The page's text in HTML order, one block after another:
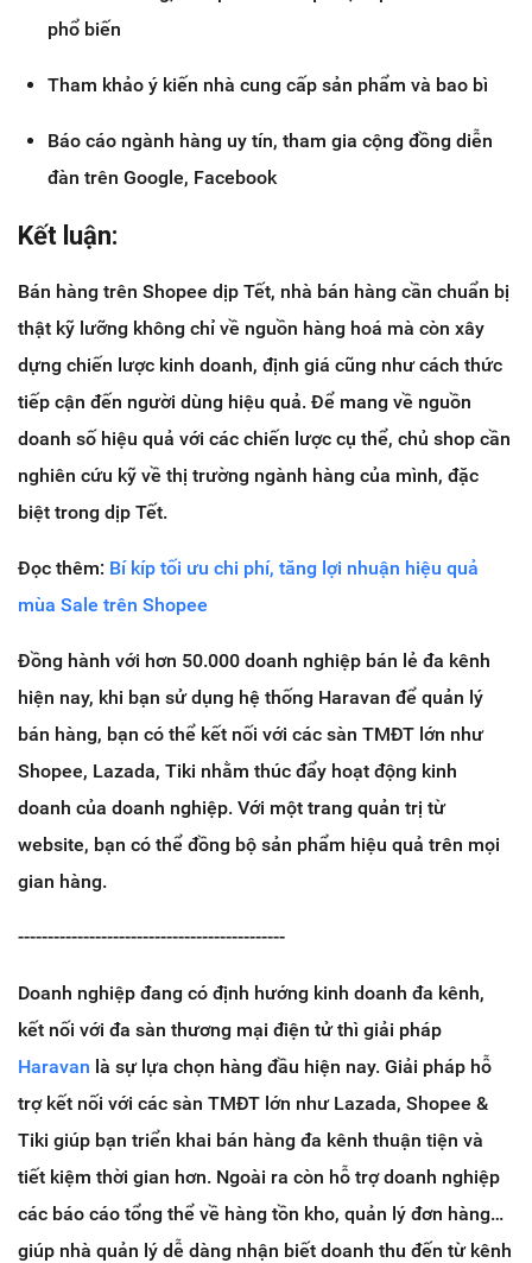
phổ biến
Tham khảo ý kiến nhà cung cấp sản phẩm và bao bì
Báo cáo ngành hàng uy tín, tham gia cộng đồng diễn
đàn trên Google, Facebook
Kết luận:
Bán hàng trên Shopee dịp Tết, nhà bán hàng cần chuẩn bị
thật kỹ lưỡng không chỉ về nguồn hàng hoá mà còn xây
dựng chiến lược kinh doanh, định giá cũng như cách thức
tiếp cận đến người dùng hiệu quả. Để mang về nguồn
doanh số hiệu quả với các chiến lược cụ thể, chủ shop cần
nghiên cứu kỹ về thị trường ngành hàng của mình, đặc
biệt trong dịp Tết.
Đọc thêm: Bí kíp tối ưu chi phí, tăng lợi nhuận hiệu quả
mùa Sale trên Shopee
Đồng hành với hơn 50.000 doanh nghiệp bán lẻ đa kênh
hiện nay, khi bạn sử dụng hệ thống Haravan để quản lý
bán hàng, bạn có thể kết nối với các sàn TMĐT lớn như
Shopee, Lazada, Tiki nhằm thúc đẩy hoạt động kinh
doanh của doanh nghiệp. Với một trang quản trị từ
website, bạn có thể đồng bộ sản phẩm hiệu quả trên mọi
gian hàng.
---------------------------------------------
Doanh nghiệp đang có định hướng kinh doanh đa kênh,
kết nối với đa sàn thương mại điện tử thì giải pháp
Haravan là sự lựa chọn hàng đầu hiện nay. Giải pháp hỗ
trợ kết nối với các sàn TMĐT lớn như Lazada, Shopee &
Tiki giúp bạn triển khai bán hàng đa kênh thuận tiện và
tiết kiệm thời gian hơn. Ngoài ra còn hỗ trợ doanh nghiệp
các báo cáo tổng thể về hàng tồn kho, quản lý đơn hàng…
giúp nhà quản lý dễ dàng nhận biết doanh thu đến từ kênh